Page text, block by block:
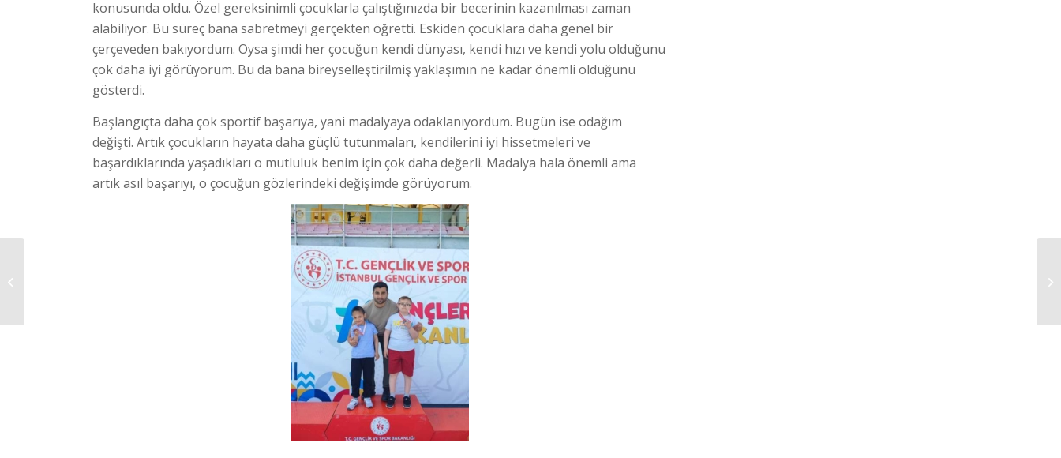
konusunda oldu. Özel gereksinimli çocuklarla çalıştığınızda bir becerinin kazanılması zaman
alabiliyor. Bu süreç bana sabretmeyi gerçekten öğretti. Eskiden çocuklara daha genel bir
çerçeveden bakıyordum. Oysa şimdi her çocuğun kendi dünyası, kendi hızı ve kendi yolu olduğunu
çok daha iyi görüyorum. Bu da bana bireyselleştirilmiş yaklaşımın ne kadar önemli olduğunu
gösterdi.
Başlangıçta daha çok sportif başarıya, yani madalyaya odaklanıyordum. Bugün ise odağım
değişti. Artık çocukların hayata daha güçlü tutunmaları, kendilerini iyi hissetmeleri ve
başardıklarında yaşadıkları o mutluluk benim için çok daha değerli. Madalya hala önemli ama
artık asıl başarıyı, o çocuğun gözlerindeki değişimde görüyorum.